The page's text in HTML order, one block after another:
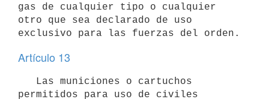
gas de cualquier tipo o cualquier
otro que sea declarado de uso
Artículo 13
permitidos para uso de civiles